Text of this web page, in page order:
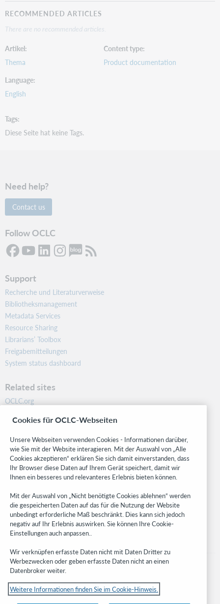
RECOMMENDED ARTICLES
There are no recommended articles.
Artikel
Thema
Content type
Product documentation
Language
English
Tags
Diese Seite hat keine Tags.
Need help?
Contact us
Follow OCLC
Support
Recherche und Literaturverweise
Bibliotheksmanagement
Metadata Services
Resource Sharing
Librarians’ Toolbox
Freigabemitteilungen
System status dashboard
Related sites
OCLC.org
Community
Research
WebJunction
Developer Network
Stay in the know.
Get the latest product updates, research, events, and much more—
right to your inbox.
Subscribe now
© 2023 OCLC
Cookies für OCLC-Webseiten
Unsere Webseiten verwenden Cookies - Informationen darüber,
wie Sie mit der Website interagieren. Mit der Auswahl von „Alle
Cookies akzeptieren“ erklären Sie sich damit einverstanden, dass
Ihr Browser diese Daten auf Ihrem Gerät speichert, damit wir
Ihnen ein besseres und relevanteres Erlebnis bieten können.
Mit der Auswahl von „Nicht benötigte Cookies ablehnen“ werden
die gespeicherten Daten auf das für die Nutzung der Website
unbedingt erforderliche Maß beschränkt. Dies kann sich jedoch
negativ auf Ihr Erlebnis auswirken. Sie können Ihre Cookie-
Einstellungen auch anpassen..
Wir verknüpfen erfasste Daten nicht mit Daten Dritter zu
Werbezwecken oder geben erfasste Daten nicht an einen
Datenbroker weiter.
Weitere Informationen finden Sie im Cookie-Hinweis.